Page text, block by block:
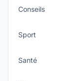
Conseils
Sport
Santé